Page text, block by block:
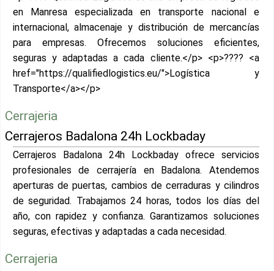
en Manresa especializada en transporte nacional e
internacional, almacenaje y distribución de mercancías
para empresas. Ofrecemos soluciones eficientes,
seguras y adaptadas a cada cliente.</p> <p>???? <a
href="https://qualifiedlogistics.eu/">Logística y
Transporte</a></p>
Cerrajeria
Cerrajeros Badalona 24h Lockbaday
Cerrajeros Badalona 24h Lockbaday ofrece servicios
profesionales de cerrajería en Badalona. Atendemos
aperturas de puertas, cambios de cerraduras y cilindros
de seguridad. Trabajamos 24 horas, todos los días del
año, con rapidez y confianza. Garantizamos soluciones
seguras, efectivas y adaptadas a cada necesidad.
Cerrajeria